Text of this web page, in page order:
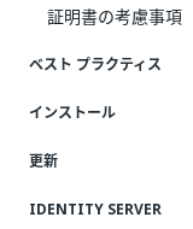
証明書の考慮事項
ベスト プラクティス
インストール
更新
IDENTITY SERVER